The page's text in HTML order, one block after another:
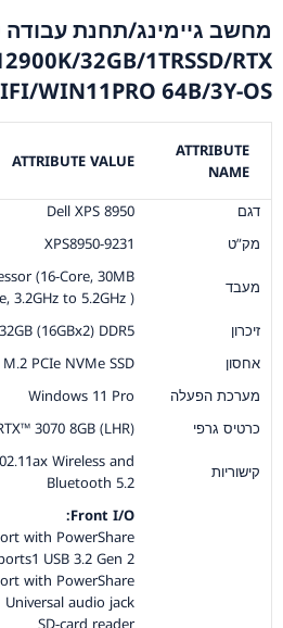
32GB/1TRSSD/RTX
WIN11PRO 64B/3Y-OS
ATTRIBUTE
NAME
ATTRIBUTE VALUE
דגם
Dell XPS 8950
מק”ט
XPS8950-9231
מעבד
(16-Core, 30MB
3.2GHz to 5.2GHz )
זיכרון
32GB (16GBx2) DDR5
אחסון
M.2 PCIe NVMe SSD
מערכת הפעלה
Windows 11 Pro
כרטיס גרפי
3070 8GB (LHR)
קישוריות
Wireless and
Bluetooth 5.2
Front I/O:
with PowerShare
USB 3.2 Gen 2
with PowerShare
Universal audio jack
SD-card reader